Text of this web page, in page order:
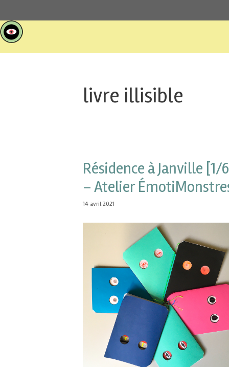
livre illisible
Résidence à Janville [1/
– Atelier
14 avril 2021